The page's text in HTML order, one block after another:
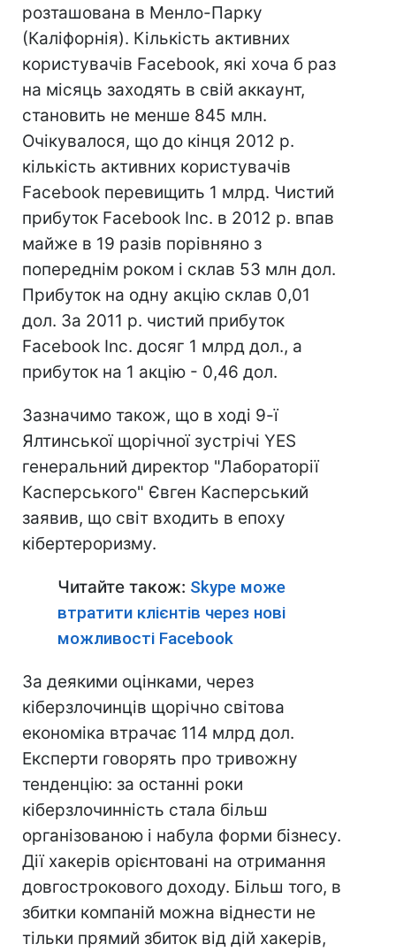
розташована в Менло-Парку
(Каліфорнія). Кількість активних
користувачів Facebook, які хоча б раз
на місяць заходять в свій аккаунт,
становить не менше 845 млн.
Очікувалося, що до кінця 2012 р.
кількість активних користувачів
Facebook перевищить 1 млрд. Чистий
прибуток Facebook Inc. в 2012 р. впав
майже в 19 разів порівняно з
попереднім роком і склав 53 млн дол.
Прибуток на одну акцію склав 0,01
дол. За 2011 р. чистий прибуток
Facebook Inc. досяг 1 млрд дол., а
прибуток на 1 акцію - 0,46 дол.
Зазначимо також, що в ході 9-ї
Ялтинської щорічної зустрічі YES
генеральний директор "Лабораторії
Касперського" Євген Касперський
заявив, що світ входить в епоху
кібертероризму.
Читайте також: Skype може
втратити клієнтів через нові
можливості Facebook
За деякими оцінками, через
кіберзлочинців щорічно світова
економіка втрачає 114 млрд дол.
Експерти говорять про тривожну
тенденцію: за останні роки
кіберзлочинність стала більш
організованою і набула форми бізнесу.
Дії хакерів орієнтовані на отримання
довгострокового доходу. Більш того, в
збитки компаній можна віднести не
тільки прямий збиток від дій хакерів,